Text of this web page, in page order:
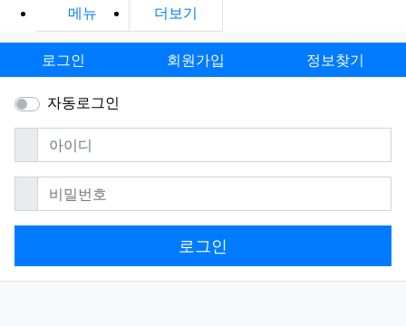
메뉴 더보기
로그인 회원가입 정보찾기
자동로그인
아이디필수
비밀번호필수
로그인